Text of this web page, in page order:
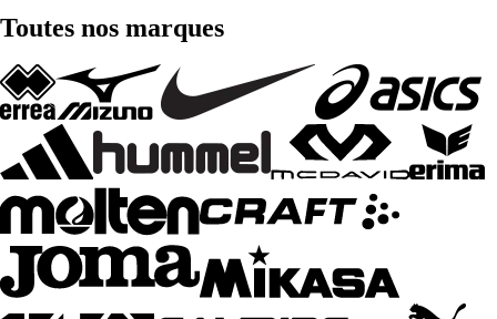
Toutes nos marques